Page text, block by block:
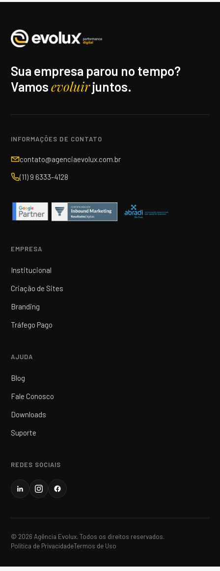
Sua empresa parou no tempo?
Vamosevoluirjuntos.
INFORMAÇÕES DE CONTATO
contato@agenciaevolux.com.br
(11) 9 6333-4128
EMPRESA
Institucional
Criação de Sites
Branding
Tráfego Pago
AJUDA
Blog
Fale Conosco
Downloads
Suporte
REDES SOCIAIS
© 2026 Agência Evolux. Todos os direitos reservados.
Política de PrivacidadeTermos de Uso